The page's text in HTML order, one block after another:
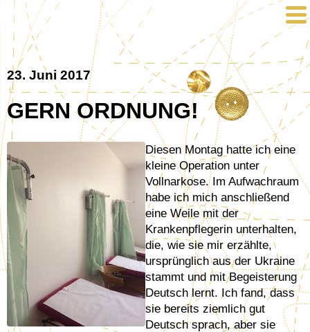
23. Juni 2017
GERN ORDNUNG!
Diesen Montag hatte ich eine
kleine Operation unter
Vollnarkose. Im Aufwachraum
habe ich mich anschließend
eine Weile mit der
Krankenpflegerin unterhalten,
die, wie sie mir erzählte,
ursprünglich aus der Ukraine
stammt und mit Begeisterung
Deutsch lernt. Ich fand, dass
sie bereits ziemlich gut
Deutsch sprach, aber sie